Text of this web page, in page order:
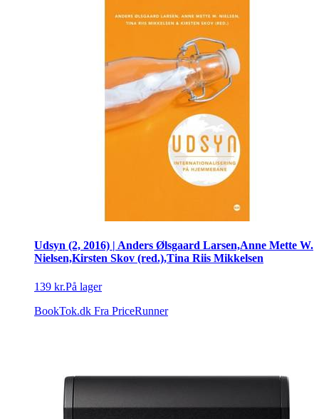
Udsyn (2, 2016) | Anders Ølsgaard Larsen,Anne Mette W.
Nielsen,Kirsten Skov (red.),Tina Riis Mikkelsen
139 kr.På lager
BookTok.dk Fra PriceRunner